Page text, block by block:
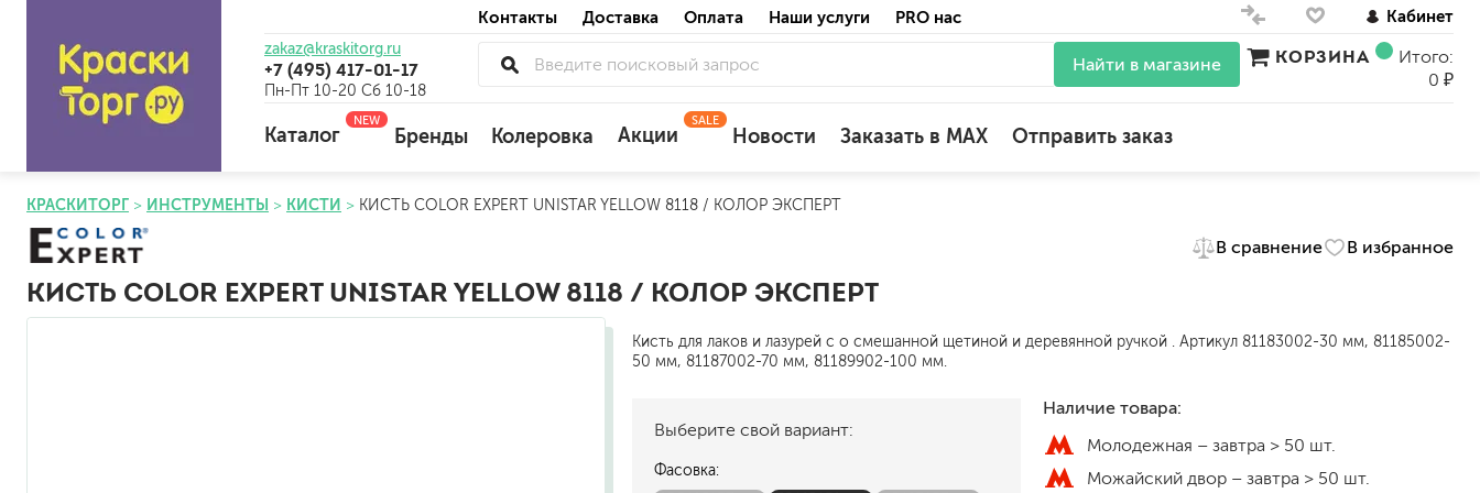
Контакты Доставка Оплата Наши услуги PRO нас Кабинет
zakaz@kraskitorg.ru
+7 (495) 417-01-17
Пн-Пт 10-20 Сб 10-18
Найти в магазине КОРЗИНА
Итого:
0 ₽
Каталог
NEW
универсальные
по штукатурке
по бетону
акриловые
силиконовые универсальные, нейтральные
краски для декора, патина
Бренды Колеровка Акции
SALE
Новости Заказать в MAX Отправить заказ
КРАСКИТОРГ ИНСТРУМЕНТЫ КИСТИ КИСТЬ COLOR EXPERT UNISTAR YELLOW 8118 / КОЛОР ЭКСПЕРТ
В сравнение В избранное
КИСТЬ COLOR EXPERT UNISTAR YELLOW 8118 / КОЛОР ЭКСПЕРТ
Кисть для лаков и лазурей с о смешанной щетиной и деревянной ручкой . Артикул 81183002-30 мм, 81185002-
50 мм, 81187002-70 мм, 81189902-100 мм.
Выберите свой вариант:
Фасовка:
Наличие товара:
Молодежная – завтра > 50 шт.
Можайский двор – завтра > 50 шт.